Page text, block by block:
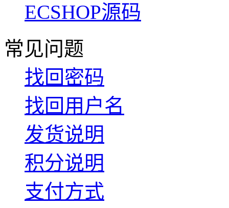
ECSHOP源码
常见问题
找回密码
找回用户名
发货说明
积分说明
支付方式